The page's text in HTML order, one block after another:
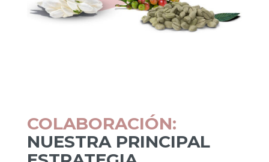
COLABORACIÓN:
NUESTRA PRINCIPAL